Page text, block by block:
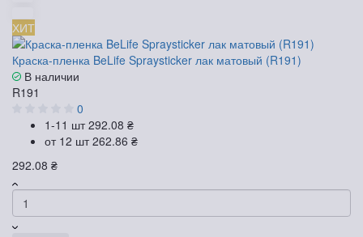
ХИТ
Краска-пленка BeLife Spraysticker лак матовый (R191)
В наличии
R191
0
1-11 шт292.08 ₴
от 12 шт262.86 ₴
292.08 ₴